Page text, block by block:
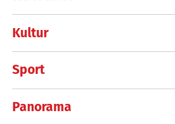
Kultur
Sport
Panorama